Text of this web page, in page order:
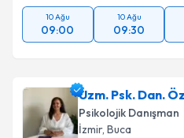
10 Ağu
09:00
10 Ağu
09:30
Uzm. Psk. Dan.
Psikolojik Danışman
İzmir, Buca